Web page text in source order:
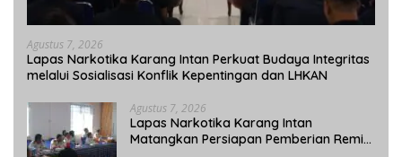
Agustus 7, 2026
Lapas Narkotika Karang Intan Perkuat Budaya Integritas
melalui Sosialisasi Konflik Kepentingan dan LHKAN
Agustus 7, 2026
Lapas Narkotika Karang Intan
Matangkan Persiapan Pemberian Remisi